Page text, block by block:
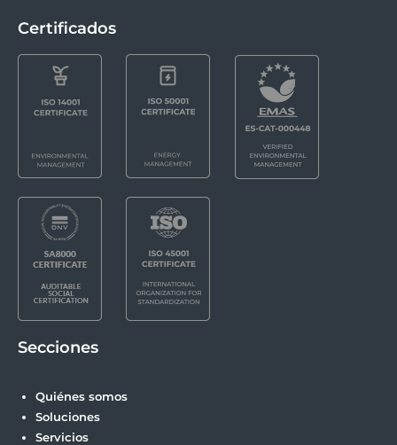
Certificados
Secciones
Quiénes somos
Soluciones
Servicios